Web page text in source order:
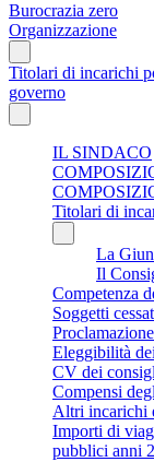
Burocrazia zero
Organizzazione
Titolari di incarichi
governo
IL SINDACO
Titolari di
La
Il
Competenza
Soggetti
Eleggibilità
CV dei
Compensi
Altri incarichi
Importi di
pubblici anni